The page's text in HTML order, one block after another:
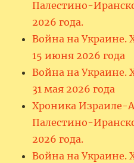
Палестино-
2026 года.
Война на Украине.
15 июня 2026 года
Война на Украине.
31 мая 2026 года
Хроника Израиле-
Палестино-
2026 года.
Война на Украине.